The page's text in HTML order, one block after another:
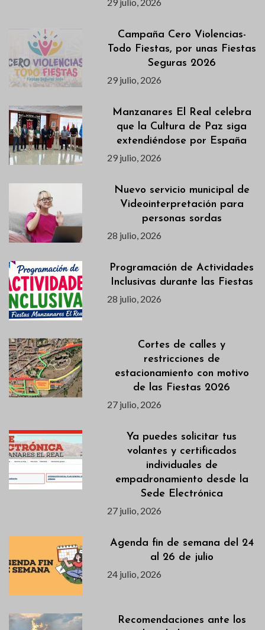
Campaña Cero Violencias-
Todo Fiestas, por unas Fiestas
Seguras 2026
29 julio, 2026
Manzanares El Real celebra
que la Cultura de Paz siga
extendiéndose por España
29 julio, 2026
Nuevo servicio municipal de
Videointerpretación para
personas sordas
28 julio, 2026
Programación de Actividades
Inclusivas durante las Fiestas
28 julio, 2026
Cortes de calles y
restricciones de
estacionamiento con motivo
de las Fiestas 2026
27 julio, 2026
Ya puedes solicitar tus
volantes y certificados
individuales de
empadronamiento desde la
Sede Electrónica
27 julio, 2026
Agenda fin de semana del 24
al 26 de julio
24 julio, 2026
Recomendaciones ante los